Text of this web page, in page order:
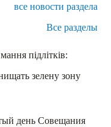
все новости раздела
Все разделы
підлітків:
зелену зону
день Совещания